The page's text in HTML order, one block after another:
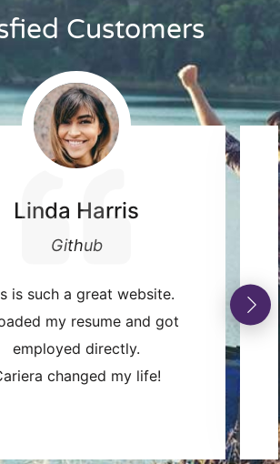
Customers
Linda Harris
Github
is such a great website.
my resume and got
employed directly.
changed my life!
Next